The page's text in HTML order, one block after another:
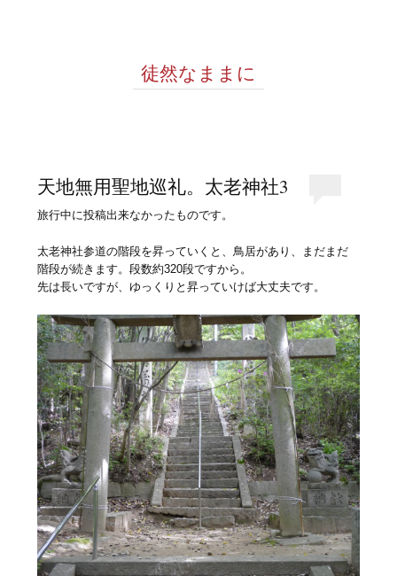
徒然なままに
天地無用聖地巡礼。太老神社3
旅行中に投稿出来なかったものです。
太老神社参道の階段を昇っていくと、鳥居があり、まだまだ
階段が続きます。段数約320段ですから。
先は長いですが、ゆっくりと昇っていけば大丈夫です。